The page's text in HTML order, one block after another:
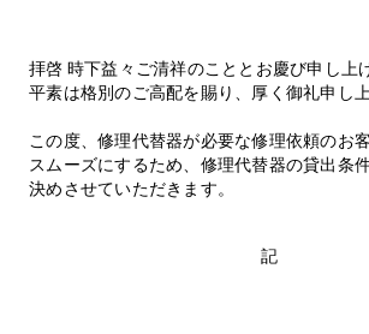
お問い合わせ
拝啓 時下益々ご清祥のこととお慶び申し上
平素は格別のご高配を賜り、厚く御礼申し上
この度、修理代替器が必要な修理依頼のお
スムーズにするため、修理代替器の貸出条
決めさせていただきます。
記